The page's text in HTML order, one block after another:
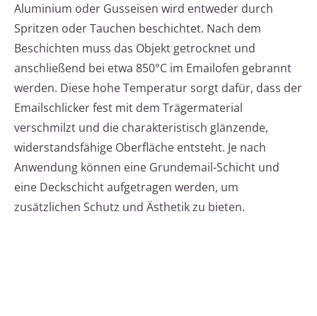
Aluminium oder Gusseisen wird entweder durch
Spritzen oder Tauchen beschichtet. Nach dem
Beschichten muss das Objekt getrocknet und
anschließend bei etwa 850°C im Emailofen gebrannt
werden. Diese hohe Temperatur sorgt dafür, dass der
Emailschlicker fest mit dem Trägermaterial
verschmilzt und die charakteristisch glänzende,
widerstandsfähige Oberfläche entsteht. Je nach
Anwendung können eine Grundemail-Schicht und
eine Deckschicht aufgetragen werden, um
zusätzlichen Schutz und Ästhetik zu bieten.